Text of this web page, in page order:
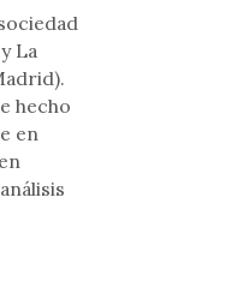
La
hecho
en